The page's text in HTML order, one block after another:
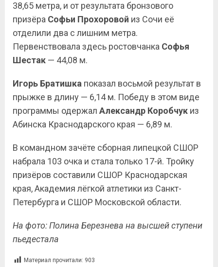
38,65 метра, и от результата бронзового
призёра Софьи Прохоровой из Сочи её
отделили два с лишним метра.
Первенствовала здесь ростовчанка Софья
Шестак — 44,08 м.
Игорь Братишка показал восьмой результат в
прыжке в длину — 6,14 м. Победу в этом виде
программы одержал Александр Коробчук из
Абинска Краснодарского края — 6,89 м.
В командном зачёте сборная липецкой СШОР
набрала 103 очка и стала только 17-й. Тройку
призёров составили СШОР Краснодарская
края, Академия лёгкой атлетики из Санкт-
Петербурга и СШОР Московской области.
На фото: Полина Березнева на высшей ступени
пьедестала
Материал прочитали: 903